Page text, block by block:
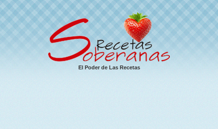
El Poder de Las Recetas